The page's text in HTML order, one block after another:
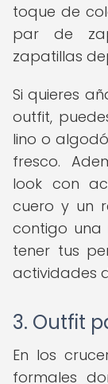
toque de
par de
zapatillas
Si quieres
outfit,
lino o
fresco.
look con
cuero y un
contigo
tener tus
actividades
3. Outfit
En los
formales